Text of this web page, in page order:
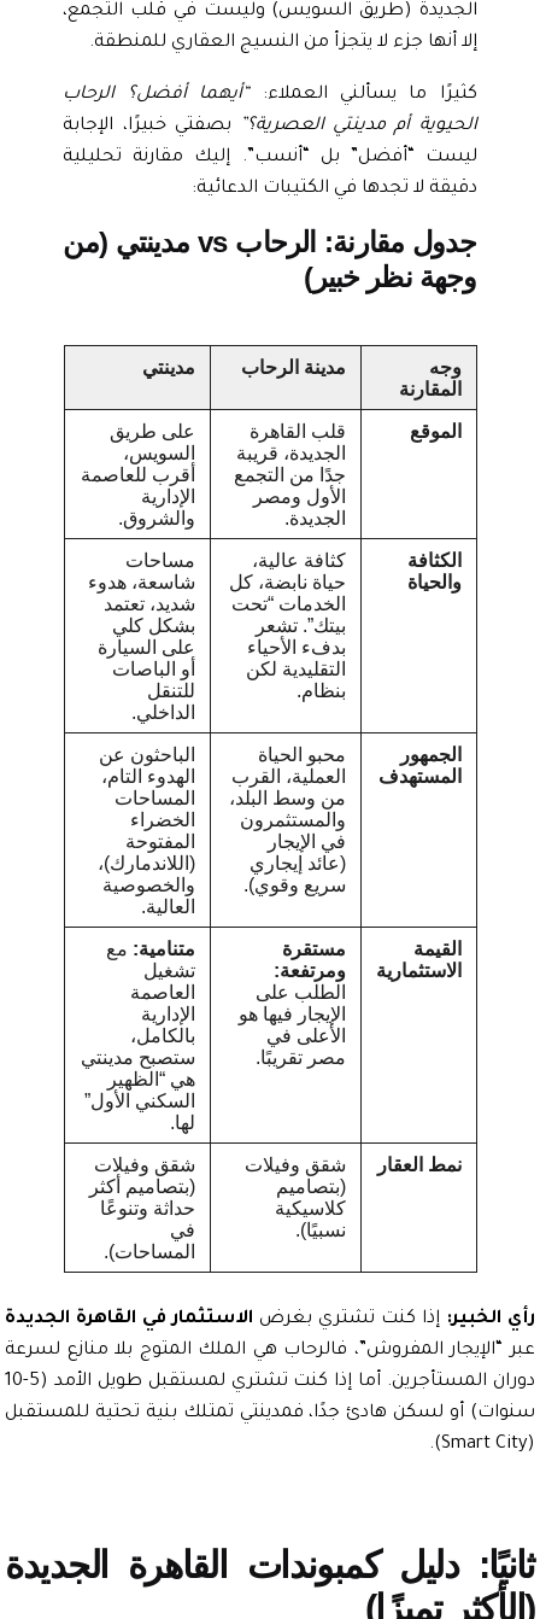
الجديدة (طريق السويس) وليست في قلب التجمع،
إلا أنها جزء لا يتجزأ من النسيج العقاري للمنطقة.
كثيرًا ما يسألني العملاء:“أيهما أفضل؟ الرحاب
الحيوية أم مدينتي العصرية؟”بصفتي خبيرًا، الإجابة
ليست “أفضل” بل “أنسب”. إليك مقارنة تحليلية
دقيقة لا تجدها في الكتيبات الدعائية:
جدول مقارنة: الرحاب vs مدينتي (من
وجهة نظر خبير)
المقارنة
مدينة الرحاب مدينتي
الموقع
قلب القاهرة
الجديدة، قريبة
جدًا من التجمع
الأول ومصر
الجديدة.
على طريق
السويس،
أقرب للعاصمة
الإدارية
والشروق.
الكثافة
والحياة
كثافة عالية،
حياة نابضة، كل
الخدمات “تحت
بيتك”. تشعر
بدفء الأحياء
التقليدية لكن
بنظام.
مساحات
شاسعة، هدوء
شديد، تعتمد
بشكل كلي
على السيارة
أو الباصات
للتنقل
الداخلي.
الجمهور
المستهدف
محبو الحياة
العملية، القرب
من وسط البلد،
والمستثمرون
في الإيجار
(عائد إيجاري
سريع وقوي).
الباحثون عن
الهدوء التام،
المساحات
الخضراء
المفتوحة
(اللاندمارك)،
والخصوصية
العالية.
القيمة
الاستثمارية
مستقرة
ومرتفعة:
الطلب على
الإيجار فيها هو
الأعلى في
مصر تقريبًا.
متنامية:مع
تشغيل
العاصمة
الإدارية
بالكامل،
ستصبح مدينتي
هي “الظهير
السكني الأول”
نمط العقار
شقق وفيلات
(بتصاميم
كلاسيكية
نسبيًا).
شقق وفيلات
(بتصاميم أكثر
حداثة وتنوعًا
المساحات).
إذا كنت تشتري بغرضالاستثمار في القاهرة الجديدة
المفروش”، فالرحاب هي الملك المتوج بلا منازع لسرعة
دوران المستأجرين. أما إذا كنت تشتري لمستقبل طويل الأمد (5-10
أو لسكن هادئ جدًا، فمدينتي تمتلك بنية تحتية للمستقبل
دليل كمبوندات القاهرة الجديدة
تميزًا)